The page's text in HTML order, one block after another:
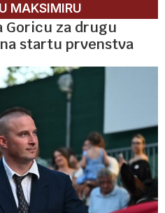
MAKSIMIRU
Goricu za drugu
startu prvenstva